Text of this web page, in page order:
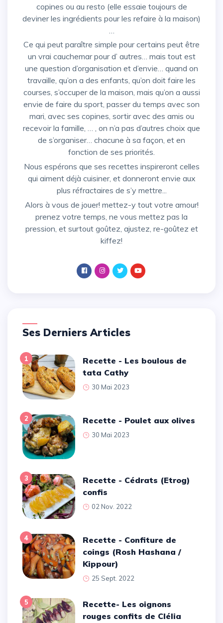
copines ou au resto (elle essaie toujours de
deviner les ingrédients pour les refaire à la maison)
Ce qui peut paraître simple pour certains peut être
un vrai cauchemar pour d’ autres… mais tout est
une question d’organisation et d’envie… quand on
travaille, qu’on a des enfants, qu’on doit faire les
courses, s’occuper de la maison, mais qu’on a aussi
envie de faire du sport, passer du temps avec son
mari, avec ses copines, sortir avec des amis ou
recevoir la famille, … , on n’a pas d’autres choix que
de s’organiser… chacune à sa façon, et en
fonction de ses priorités.
Nous espérons que ses recettes inspireront celles
qui aiment déjà cuisiner, et donneront envie aux
plus réfractaires de s’y mettre...
Alors à vous de jouer! mettez-y tout votre amour!
prenez votre temps, ne vous mettez pas la
pression, et surtout goûtez, ajustez, re-goûtez et
kiffez!
Ses Derniers Articles
1
Recette - Les boulous de
tata Cathy
30 Mai 2023
2 Recette - Poulet aux olives
30 Mai 2023
3
Recette - Cédrats (Etrog)
confis
02 Nov. 2022
4
Recette - Confiture de
coings (Rosh Hashana /
Kippour)
25 Sept. 2022
5
Recette- Les oignons
rouges confits de Clélia